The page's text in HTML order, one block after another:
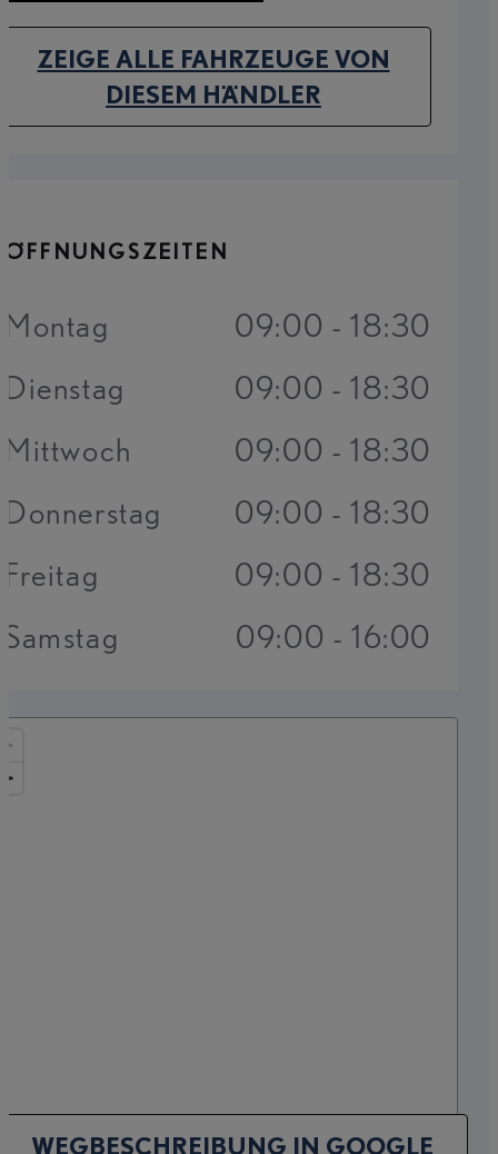
(Opens in new tab)
ZEIGE ALLE FAHRZEUGE VON
DIESEM HÄNDLER(OPENS IN NEW TAB)
WEGBESCHREIBUNG IN GOOGLE
ÖFFNUNGSZEITEN
Montag
09:00 - 18:30
Dienstag
09:00 - 18:30
Mittwoch
09:00 - 18:30
Donnerstag
09:00 - 18:30
Freitag
09:00 - 18:30
Samstag
09:00 - 16:00